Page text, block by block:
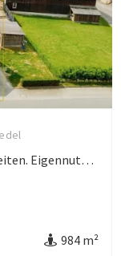
Gebäudeensemble mit vielen Möglichkeiten. Eigennutzung und rentable Kapitalanlage.
984 m²